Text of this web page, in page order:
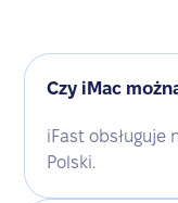
Czy iMac
iFast obsługuje
Polski.